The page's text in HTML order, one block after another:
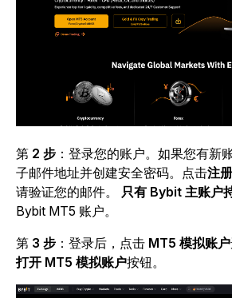
第 2 步 ：登录您的账户。如果您有新
子邮件地址并创建安全密码。点击注册
请验证您的邮件。 只有 Bybit 主账户
Bybit MT5 账户。
第 3 步 ：登录后，点击 MT5 模拟账户
打开 MT5 模拟账户按钮。